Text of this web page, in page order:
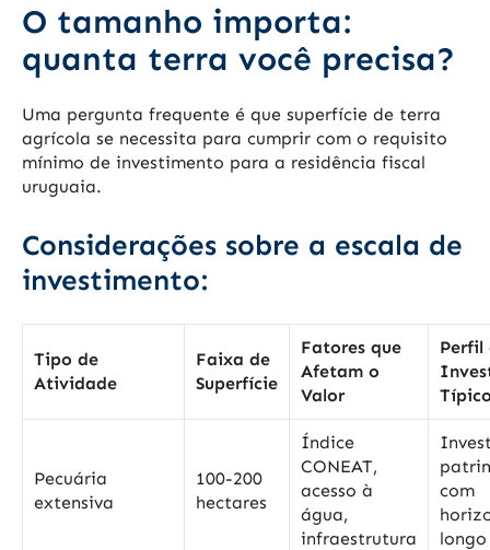
O tamanho importa:
quanta terra você precisa?
Uma pergunta frequente é que superfície de terra
agrícola se necessita para cumprir com o requisito
mínimo de investimento para a residência fiscal
uruguaia.
Considerações sobre a escala de
investimento:
Tipo de
Atividade
Faixa de
Superfície
Fatores que
Afetam o
Valor
Perfil
Pecuária
extensiva
100-200
hectares
Índice
CONEAT,
acesso à
água,
infraestrutura
com
longo